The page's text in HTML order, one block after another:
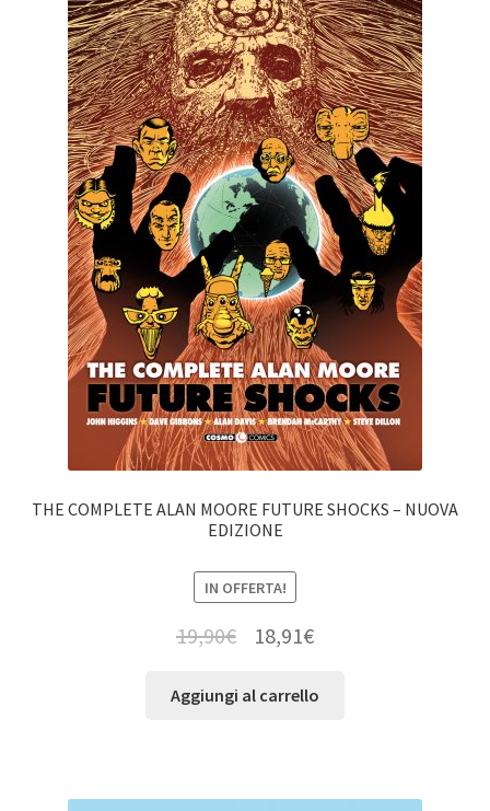
THE COMPLETE ALAN MOORE FUTURE SHOCKS – NUOVA
EDIZIONE
IN OFFERTA!
19,90€ 18,91€
Aggiungi al carrello